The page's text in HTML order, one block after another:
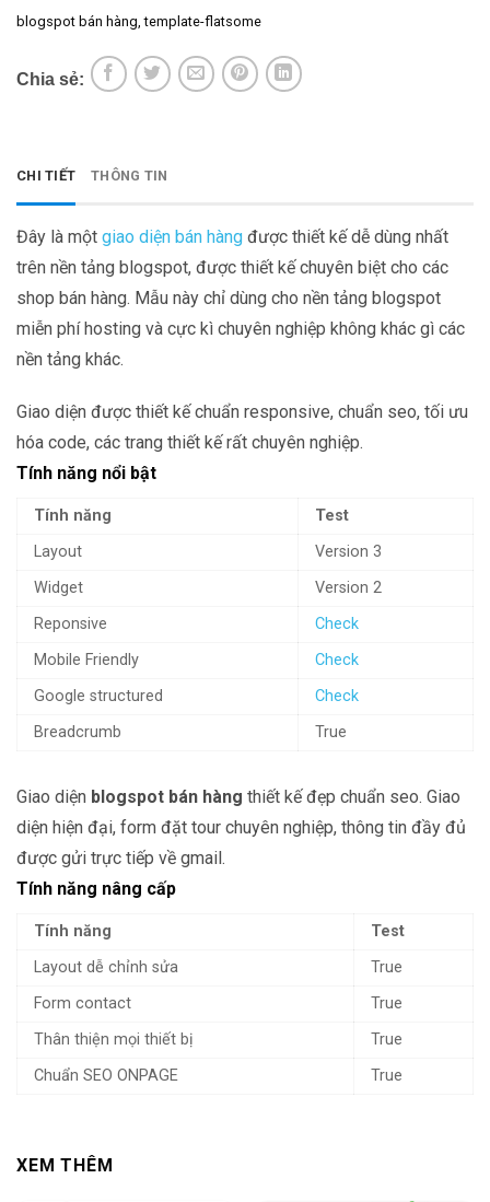
blogspot bán hàng template-flatsome
Chia sẻ:
CHI TIẾT THÔNG TIN
Đây là một giao diện bán hàng được thiết kế dễ dùng nhất
trên nền tảng blogspot, được thiết kế chuyên biệt cho các
shop bán hàng. Mẫu này chỉ dùng cho nền tảng blogspot
miễn phí hosting và cực kì chuyên nghiệp không khác gì các
nền tảng khác.
Giao diện được thiết kế chuẩn responsive, chuẩn seo, tối ưu
hóa code, các trang thiết kế rất chuyên nghiệp.
Tính năng nổi bật
Tính năng
Test
Layout
Version 3
Widget
Version 2
Reponsive
Check
Mobile Friendly
Check
Google structured
Check
Breadcrumb
True
Giao diện blogspot bán hàng thiết kế đẹp chuẩn seo. Giao
diện hiện đại, form đặt tour chuyên nghiệp, thông tin đầy đủ
được gửi trực tiếp về gmail.
Tính năng nâng cấp
Tính năng
Test
Layout dễ chỉnh sửa
True
Form contact
True
Thân thiện mọi thiết bị
True
Chuẩn SEO ONPAGE
True
XEM THÊM